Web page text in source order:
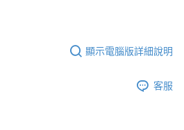
顯示電腦版詳細說明
客服